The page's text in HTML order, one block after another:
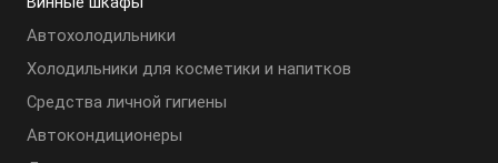
Автохолодильники
Холодильники для косметики и напитков
Cредства личной гигиены
Автокондиционеры